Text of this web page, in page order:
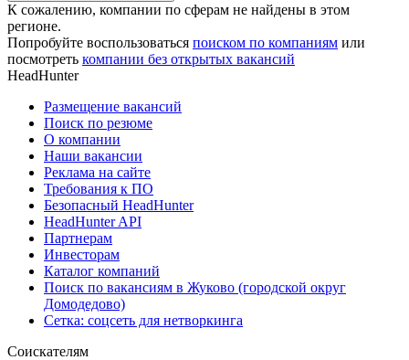
К сожалению, компании по сферам не найдены в этом
регионе.
Попробуйте воспользоваться поиском по компаниям или
посмотреть компании без открытых вакансий
HeadHunter
Размещение вакансий
Поиск по резюме
О компании
Наши вакансии
Реклама на сайте
Требования к ПО
Безопасный HeadHunter
HeadHunter API
Партнерам
Инвесторам
Каталог компаний
Поиск по вакансиям в Жуково (городской округ
Домодедово)
Сетка: соцсеть для нетворкинга
Соискателям